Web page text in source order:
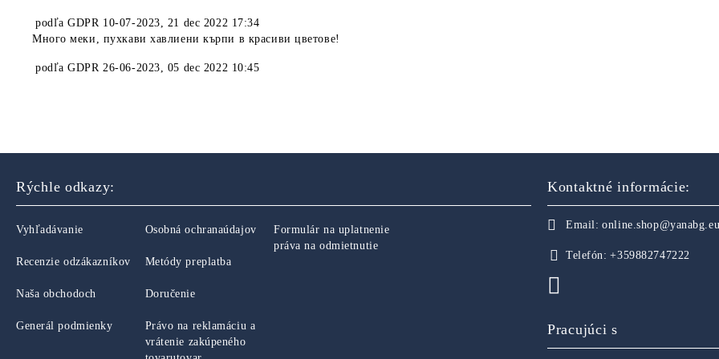
podľaGDPR 10-07-2023, 21 dec 2022 17:34
Много меки, пухкави хавлиени кърпи в красиви цветове!
podľaGDPR 26-06-2023, 05 dec 2022 10:45
Rýchle odkazy:
Vyhľadávanie
Recenzie odzákazníkov
Naša obchodoch
Generál podmienky
Osobná ochranaúdajov
Metódy preplatba
Doručenie
Právo na reklamáciu a
vrátenie zakúpeného
Formulár na uplatnenie
práva na odmietnutie
Kontaktné informácie:
Email:
Telefón: +359882747222
Pracujúci s